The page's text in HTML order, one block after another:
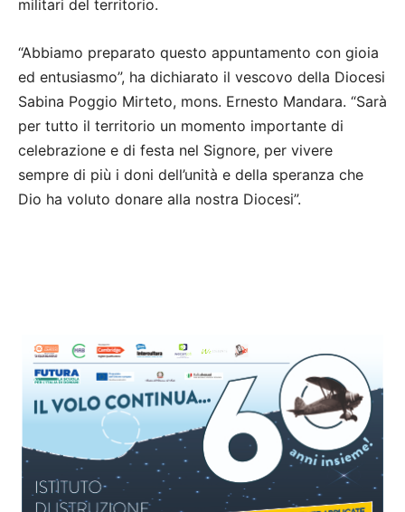
militari del territorio.
“Abbiamo preparato questo appuntamento con gioia
ed entusiasmo”, ha dichiarato il vescovo della Diocesi
Sabina Poggio Mirteto, mons. Ernesto Mandara. “Sarà
per tutto il territorio un momento importante di
celebrazione e di festa nel Signore, per vivere
sempre di più i doni dell’unità e della speranza che
Dio ha voluto donare alla nostra Diocesi”.